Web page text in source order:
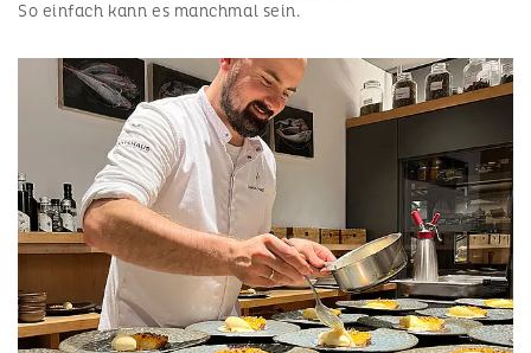
So einfach kann es manchmal sein.